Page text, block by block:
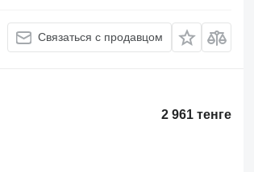
Связаться с продавцом
2 961 тенге